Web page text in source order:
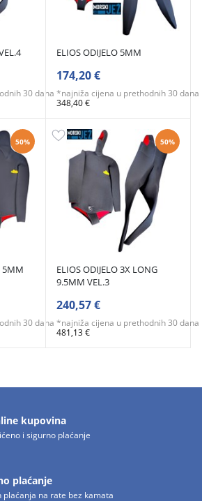
30 dana
ELIOS ODIJELO 5MM
174,20 €
*najniža cijena u prethodnih 30 dana
348,40 €
50%
5MM
30 dana
50%
ELIOS ODIJELO 3X LONG
9.5MM VEL.3
240,57 €
*najniža cijena u prethodnih 30 dana
481,13 €
kupovina
i sigurno plaćanje
plaćanje
plaćanja na rate bez kamata